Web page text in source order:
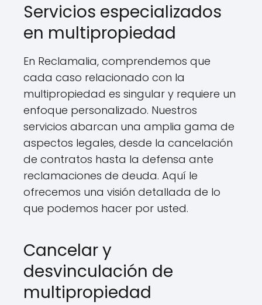
Servicios especializados
en multipropiedad
En Reclamalia, comprendemos que
cada caso relacionado con la
multipropiedad es singular y requiere un
enfoque personalizado. Nuestros
servicios abarcan una amplia gama de
aspectos legales, desde la cancelación
de contratos hasta la defensa ante
reclamaciones de deuda. Aquí le
ofrecemos una visión detallada de lo
que podemos hacer por usted.
Cancelar y
desvinculación de
multipropiedad